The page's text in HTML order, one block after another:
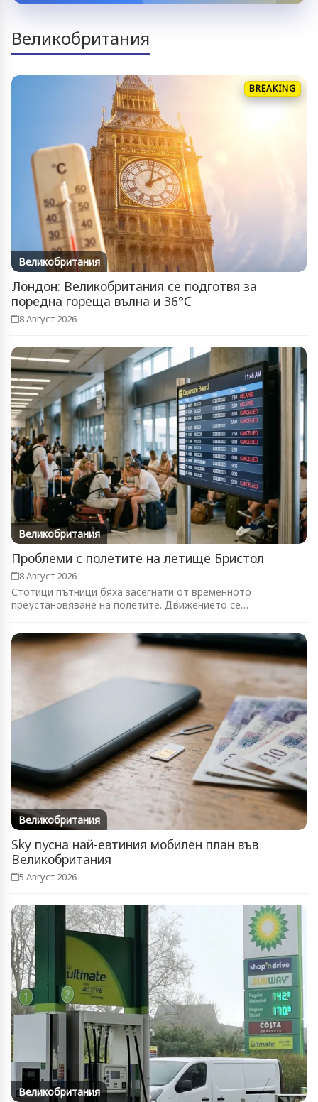
Великобритания
BREAKING
Великобритания
Лондон: Великобритания се подготвя за
поредна гореща вълна и 36°C
8 Август 2026
Великобритания
Проблеми с полетите на летище Бристол
8 Август 2026
Стотици пътници бяха засегнати от временното
преустановяване на полетите. Движението се
Великобритания
Sky пусна най-евтиния мобилен план във
Великобритания
5 Август 2026
Великобритания